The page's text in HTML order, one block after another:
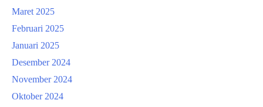
Maret 2025
Februari 2025
Januari 2025
Desember 2024
November 2024
Oktober 2024